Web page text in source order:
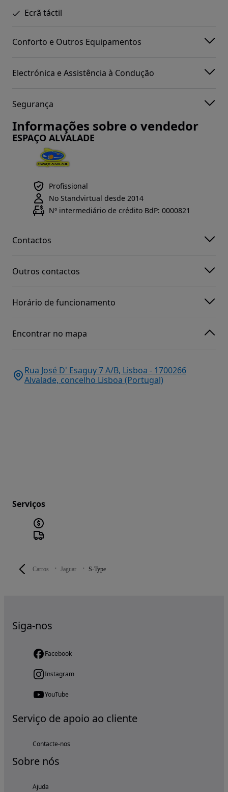
Carros Jaguar S-Type
Ecrã táctil
Conforto e Outros Equipamentos
Electrónica e Assistência à Condução
Segurança
Informações sobre o vendedor
ESPAÇO ALVALADE
Profissional
No Standvirtual desde 2014
Nº intermediário de crédito BdP: 0000821
Contactos
Outros contactos
Horário de funcionamento
Encontrar no mapa
Rua José D' Esaguy 7 A/B, Lisboa - 1700266
Alvalade, concelho Lisboa (Portugal)
Serviços
Siga-nos
Facebook
Instagram
YouTube
Serviço de apoio ao cliente
Contacte-nos
Sobre nós
Ajuda